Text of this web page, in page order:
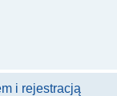
i rejestracją